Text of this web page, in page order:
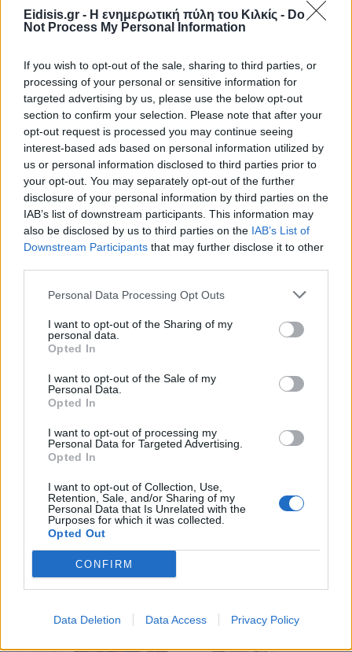
Eidisis.gr - Η ενημερωτική πύλη του Κιλκίς - Do
Not Process My Personal Information
If you wish to opt-out of the sale, sharing to third parties, or
processing of your personal or sensitive information for
targeted advertising by us, please use the below opt-out
section to confirm your selection. Please note that after your
opt-out request is processed you may continue seeing
interest-based ads based on personal information utilized by
us or personal information disclosed to third parties prior to
your opt-out. You may separately opt-out of the further
disclosure of your personal information by third parties on the
IAB’s list of downstream participants. This information may
also be disclosed by us to third parties on the IAB’s List of
Downstream Participants that may further disclose it to other
Personal Data Processing Opt Outs
I want to opt-out of the Sharing of my
personal data.
Opted In
I want to opt-out of the Sale of my
Personal Data.
Opted In
I want to opt-out of processing my
Personal Data for Targeted Advertising.
Opted In
I want to opt-out of Collection, Use,
Retention, Sale, and/or Sharing of my
Personal Data that Is Unrelated with the
Purposes for which it was collected.
Opted Out
CONFIRM
Data Deletion Data Access Privacy Policy
Πρωινή